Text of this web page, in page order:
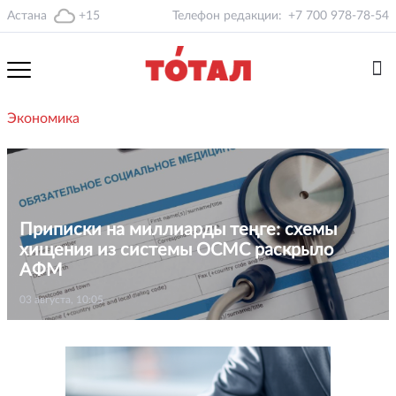
Астана +15 Телефон редакции: +7 700 978-78-54
Экономика
Приписки на миллиарды теңге: схемы
хищения из системы ОСМС раскрыло
АФМ
03 августа, 10:05